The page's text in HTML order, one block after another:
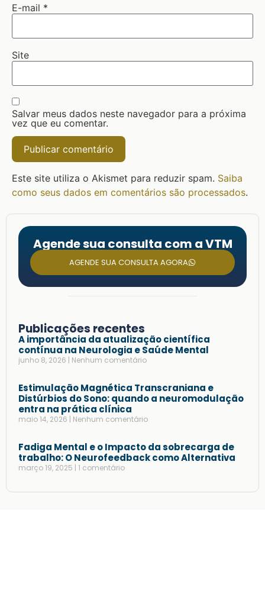
E-mail *
Site
Salvar meus dados neste navegador para a próxima
vez que eu comentar.
Este site utiliza o Akismet para reduzir spam. Saiba
como seus dados em comentários são processados.
Agende sua consulta com a VTM
AGENDE SUA CONSULTA AGORA
Publicações recentes
A importância da atualização científica
contínua na Neurologia e Saúde Mental
junho 8, 2026 Nenhum comentário
Estimulação Magnética Transcraniana e
Distúrbios do Sono: quando a neuromodulação
entra na prática clínica
maio 14, 2026 Nenhum comentário
Fadiga Mental e o Impacto da sobrecarga de
trabalho: O Neurofeedback como Alternativa
março 19, 2025 1 comentário